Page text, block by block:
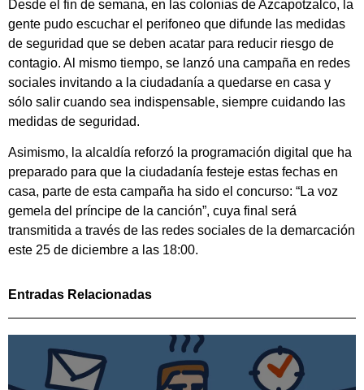
Desde el fin de semana, en las colonias de Azcapotzalco, la
gente pudo escuchar el perifoneo que difunde las medidas
de seguridad que se deben acatar para reducir riesgo de
contagio. Al mismo tiempo, se lanzó una campaña en redes
sociales invitando a la ciudadanía a quedarse en casa y
sólo salir cuando sea indispensable, siempre cuidando las
medidas de seguridad.
Asimismo, la alcaldía reforzó la programación digital que ha
preparado para que la ciudadanía festeje estas fechas en
casa, parte de esta campaña ha sido el concurso: “La voz
gemela del príncipe de la canción”, cuya final será
transmitida a través de las redes sociales de la demarcación
este 25 de diciembre a las 18:00.
Entradas Relacionadas